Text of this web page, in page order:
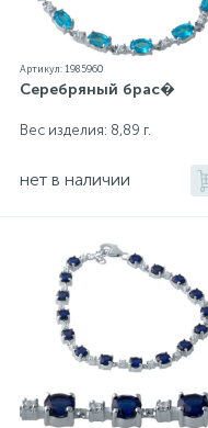
Артикул: 1985960
Серебряный брас�
Вес изделия: 8,89 г.
нет в наличии